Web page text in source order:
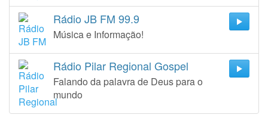
Rádio JB FM 99.9
Música e Informação!
Rádio Pilar Regional Gospel
Falando da palavra de Deus para o
mundo